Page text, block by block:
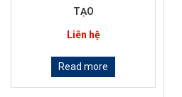
TẠO
Liên hệ
Read more